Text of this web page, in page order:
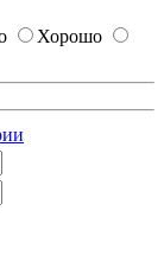
Хорошо